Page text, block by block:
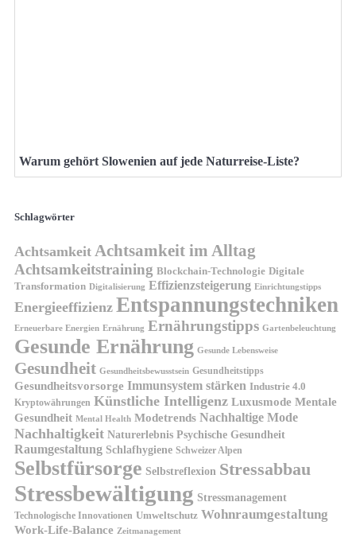
Warum gehört Slowenien auf jede Naturreise-Liste?
Schlagwörter
Achtsamkeit Achtsamkeit im Alltag
Achtsamkeitstraining Blockchain-Technologie Digitale
Transformation Digitalisierung Effizienzsteigerung Einrichtungstipps
Energieeffizienz Entspannungstechniken
Erneuerbare Energien Ernährung Ernährungstipps Gartenbeleuchtung
Gesunde Ernährung Gesunde Lebensweise
Gesundheit Gesundheitsbewusstsein Gesundheitstipps
Gesundheitsvorsorge Immunsystem stärken Industrie 4.0
Kryptowährungen Künstliche Intelligenz Luxusmode Mentale
Gesundheit Mental Health Modetrends Nachhaltige Mode
Nachhaltigkeit Naturerlebnis Psychische Gesundheit
Raumgestaltung Schlafhygiene Schweizer Alpen
Selbstfürsorge Selbstreflexion Stressabbau
Stressbewältigung Stressmanagement
Technologische Innovationen Umweltschutz Wohnraumgestaltung
Work-Life-Balance Zeitmanagement